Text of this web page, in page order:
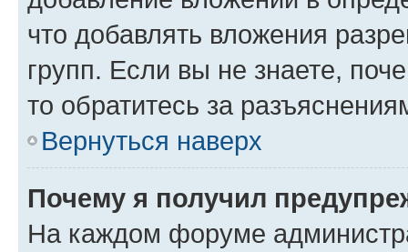
что добавлять вложения
групп. Если вы не знаете,
то обратитесь за
Вернуться наверх
Почему я получил
На каждом форуме